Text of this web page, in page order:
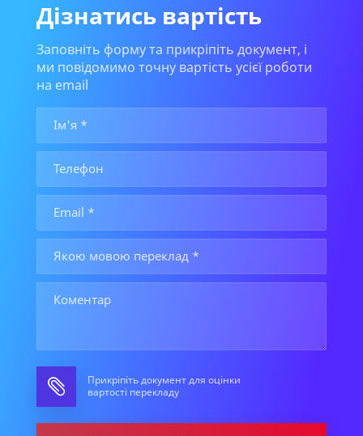
Дізнатись вартість
Заповніть форму та прикріпіть документ, і
ми повідомимо точну вартість усієї роботи
на email
Прикріпіть документ для оцінки
вартості перекладу